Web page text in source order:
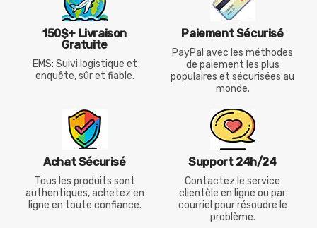
150$+ Livraison
Gratuite
EMS: Suivi logistique et
enquête, sûr et fiable.
Paiement Sécurisé
PayPal avec les méthodes
de paiement les plus
populaires et sécurisées au
monde.
Achat Sécurisé
Tous les produits sont
authentiques, achetez en
ligne en toute confiance.
Support 24h/24
Contactez le service
clientèle en ligne ou par
courriel pour résoudre le
problème.